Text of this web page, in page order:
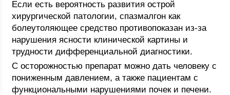
Если есть вероятность развития острой
хирургической патологии, спазмалгон как
болеутоляющее средство противопоказан из-за
нарушения ясности клинической картины и
трудности дифференциальной диагностики.
С осторожностью препарат можно дать человеку с
пониженным давлением, а также пациентам с
функциональными нарушениями почек и печени.